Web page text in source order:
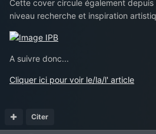
Cette cover circule également
niveau recherche et inspiration
A suivre donc...
Cliquer ici pour voir le/la/l' article
Citer